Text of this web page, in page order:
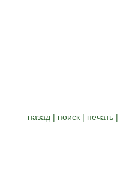
назад | поиск| печать|